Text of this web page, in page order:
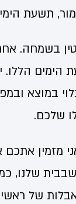
תשעת
בשמחה.
הימים
במוצא
שלכם.
מזמין אתכם
שלנו,
של